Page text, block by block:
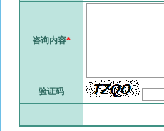
咨询内容*
验证码